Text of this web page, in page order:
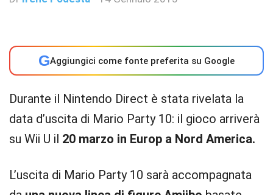
GAggiungici come fonte preferita su Google
Durante il Nintendo Direct è stata rivelata la
data d’uscita di Mario Party 10: il gioco arriverà
su Wii U il 20 marzo in Europ a Nord America.
L’uscita di Mario Party 10 sarà accompagnata